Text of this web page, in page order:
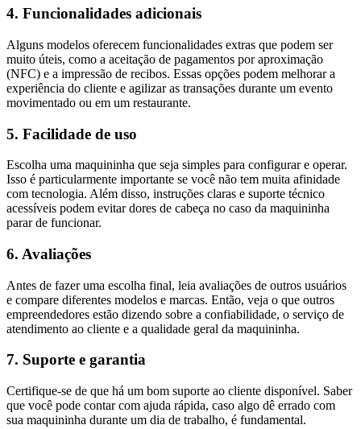
4. Funcionalidades adicionais
Alguns modelos oferecem funcionalidades extras que podem ser
muito úteis, como a aceitação de pagamentos por aproximação
(NFC) e a impressão de recibos. Essas opções podem melhorar a
experiência do cliente e agilizar as transações durante um evento
movimentado ou em um restaurante.
5. Facilidade de uso
Escolha uma maquininha que seja simples para configurar e operar.
Isso é particularmente importante se você não tem muita afinidade
com tecnologia. Além disso, instruções claras e suporte técnico
acessíveis podem evitar dores de cabeça no caso da maquininha
parar de funcionar.
6. Avaliações
Antes de fazer uma escolha final, leia avaliações de outros usuários
e compare diferentes modelos e marcas. Então, veja o que outros
empreendedores estão dizendo sobre a confiabilidade, o serviço de
atendimento ao cliente e a qualidade geral da maquininha.
7. Suporte e garantia
Certifique-se de que há um bom suporte ao cliente disponível. Saber
que você pode contar com ajuda rápida, caso algo dê errado com
sua maquininha durante um dia de trabalho, é fundamental.